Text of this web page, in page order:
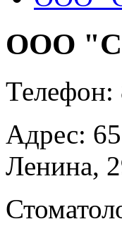
ООО
Телефон:
Адрес:
Ленина,